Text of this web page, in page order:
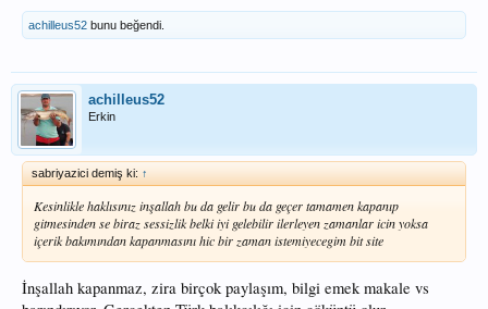
achilleus52 bunu beğendi.
achilleus52
Erkin
sabriyazici demiş ki: ↑
Kesinlikle haklısınız inşallah bu da gelir bu da geçer tamamen kapanıp
gitmesinden se biraz sessizlik belki iyi gelebilir ilerleyen zamanlar icin yoksa
içerik bakımından kapanmasını hic bir zaman istemiyecegim bit site
İnşallah kapanmaz, zira birçok paylaşım, bilgi emek makale vs